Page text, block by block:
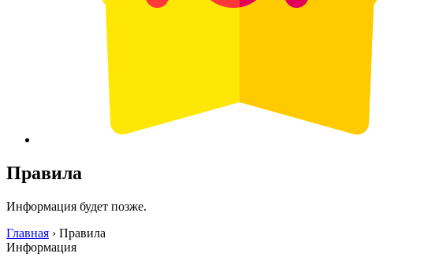
Правила
Информация будет позже.
Главная › Правила
Информация